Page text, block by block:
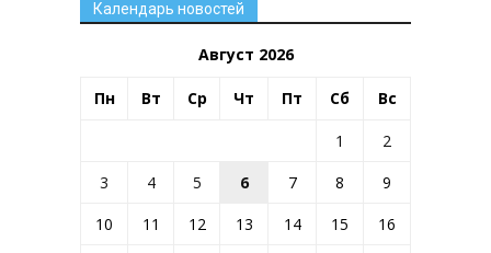
Календарь новостей
Август 2026
Пн Вт Ср Чт Пт Сб Вс
1
2
3
4 5 6 7 8
9
10
11 12 13 14 15
16